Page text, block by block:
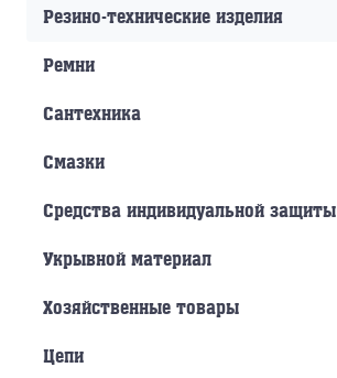
Резино-технические изделия
Ремни
Сантехника
Смазки
Средства индивидуальной защиты
Укрывной материал
Хозяйственные товары
Цепи